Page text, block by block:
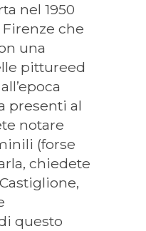
nel 1950
che
una
pittureed
presenti al
notare
(forse
chiedete
questo